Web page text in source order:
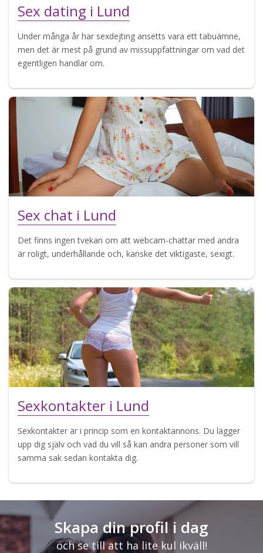
Sex dating i Lund
Under många år har sexdejting ansetts vara ett tabuämne,
men det är mest på grund av missuppfattningar om vad det
egentligen handlar om.
Sex chat i Lund
Det finns ingen tvekan om att webcam-chattar med andra
är roligt, underhållande och, kanske det viktigaste, sexigt.
Sexkontakter i Lund
Sexkontakter är i princip som en kontaktannons. Du lägger
upp dig själv och vad du vill så kan andra personer som vill
samma sak sedan kontakta dig.
Skapa din profil i dag
och se till att ha lite kul ikväll!